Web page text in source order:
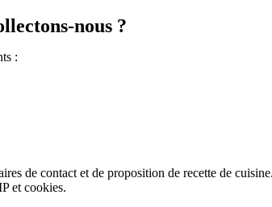
nous ?
:
de contact et de proposition de recette de cuisine.
et cookies.